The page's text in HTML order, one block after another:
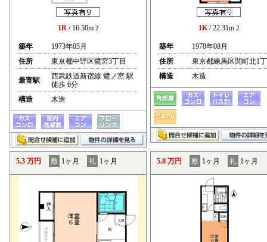
1R/ 16.50m 2
築年
1973年05月
住所
東京都中野区鷺宮3丁目
最寄駅
西武鉄道新宿線 鷺ノ宮 駅
徒歩 6分
構造
木造
1K/ 22.31m 2
築年
1978年08月
住所
東京都練馬区関町北1
構造
木造
5.3 万円 敷 1ヶ月 礼 1ヶ月 5.8 万円 敷 1ヶ月 礼 1ヶ月